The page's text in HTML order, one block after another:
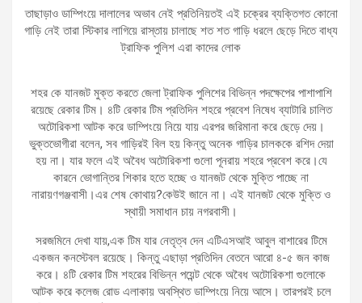
তাছাড়াও ডাম্পিংয়ে দালালের অভাব নেই প্রতিনিয়তই এই চক্রের ব্যক্তিগত কোনো
গাড়ি নেই তারা স্টিকার লাগিয়ে রাস্তায় চালাছে শত শত গাড়ি ধরলে ছেড়ে দিতে বাধ্য
ট্রাফিক পুলিশ এরা কাদের লোক
শহর কে যানজট মুক্ত করতে জেলা ট্রাফিক পুলিশের বিভিন্ন পদক্ষেপের পাশাপাশি
রয়েছে রেকার টিম। ৪টি রেকার টিম প্রতিদিন শহরে প্রবেশ নিষেধ ব্যাটারি চালিত
অটোরিকশা আটক করে ডাম্পিংয়ে নিয়ে যায় এরপর জরিমানা করে ছেড়ে দেয়।
ভুক্তভোগীরা বলেন, সব গাড়িরই বিল হয় কিন্তু অনেক গাড়ির চালককে রশিদ দেয়া
হয় না। যার ফলে এই অবৈধ অটোরিকশা গুলো পূনরায় শহরে প্রবেশ করে।যে
কারনে ভোগান্তির শিকার হতে হচ্ছে ও যানজট থেকে মুক্তি পাচ্ছে না
নারায়ণগঞ্জবাসী।এর শেষ কোথায়?কেউই জানে না। এই যানজট থেকে মুক্তি ও
স্থায়ী সমাধান চায় নগরবাসী।
সরজমিনে দেখা যায়,এক টিম যার নেতৃত্ব দেন এটিএসআই আবুল বাশারের টিমে
একজন কনস্টেবল রয়েছে। কিন্তু এছাড়া প্রতিদিন বেতনে আরো ৪-৫ জন কাজ
করে। ৪টি রেকার টিম শহরের বিভিন্ন পয়েন্ট থেকে অবৈধ অটোরিকশা গুলোকে
আটক করে কলেজ রোড এলাকায় অবস্থিত ডাম্পিংয়ে নিয়ে আসে। তারপরই চলে